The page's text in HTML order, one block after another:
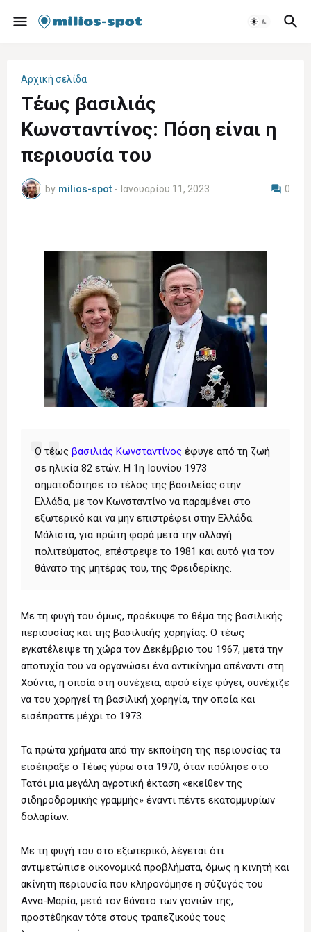
Αρχική σελίδα
Τέως βασιλιάς
Κωνσταντίνος: Πόση είναι η
περιουσία του
by milios-spot - Ιανουαρίου 11, 2023 0
Ο τέως βασιλιάς Κωνσταντίνος έφυγε από τη ζωή
σε ηλικία 82 ετών. Η 1η Ιουνίου 1973
σηματοδότησε το τέλος της βασιλείας στην
Ελλάδα, με τον Κωνσταντίνο να παραμένει στο
εξωτερικό και να μην επιστρέφει στην Ελλάδα.
Μάλιστα, για πρώτη φορά μετά την αλλαγή
πολιτεύματος, επέστρεψε το 1981 και αυτό για τον
θάνατο της μητέρας του, της Φρειδερίκης.
Με τη φυγή του όμως, προέκυψε το θέμα της βασιλικής
περιουσίας και της βασιλικής χορηγίας. Ο τέως
εγκατέλειψε τη χώρα τον Δεκέμβριο του 1967, μετά την
αποτυχία του να οργανώσει ένα αντικίνημα απέναντι στη
Χούντα, η οποία στη συνέχεια, αφού είχε φύγει, συνέχιζε
να του χορηγεί τη βασιλική χορηγία, την οποία και
εισέπραττε μέχρι το 1973.
Τα πρώτα χρήματα από την εκποίηση της περιουσίας τα
εισέπραξε ο Τέως γύρω στα 1970, όταν πούλησε στο
Τατόι μια μεγάλη αγροτική έκταση «εκείθεν της
σιδηροδρομικής γραμμής» έναντι πέντε εκατομμυρίων
δολαρίων.
Με τη φυγή του στο εξωτερικό, λέγεται ότι
αντιμετώπισε οικονομικά προβλήματα, όμως η κινητή και
ακίνητη περιουσία που κληρονόμησε η σύζυγός του
Αννα-Μαρία, μετά τον θάνατο των γονιών της,
προστέθηκαν τότε στους τραπεζικούς τους